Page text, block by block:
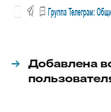
Добавлена